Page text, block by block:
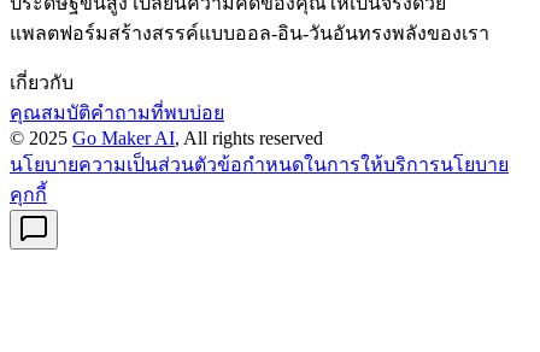
แพลตฟอร์มสร้างสรรค์แบบออล-อิน-วันอันทรงพลังของเรา
เกี่ยวกับ
คุณสมบัติคำถามที่พบบ่อย
© 2025 Go Maker AI, All rights reserved
นโยบายความเป็นส่วนตัวข้อกำหนดในการให้บริการนโยบาย
คุกกี้